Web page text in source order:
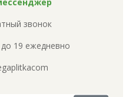
звонок
19 ежедневно